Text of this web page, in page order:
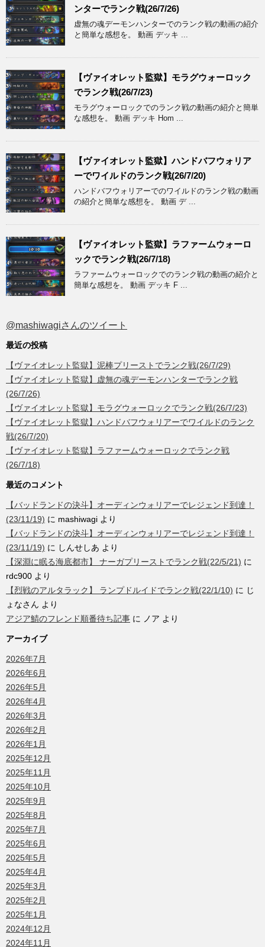
ンターでランク戦(26/7/26)
虚無の魂デーモンハンターでのランク戦の動画の紹介
と簡単な感想を。 動画 デッキ ...
【ヴァイオレット監獄】モラグウォーロック
でランク戦(26/7/23)
モラグウォーロックでのランク戦の動画の紹介と簡単
な感想を。 動画 デッキ Hom ...
【ヴァイオレット監獄】ハンドバフウォリア
ーでワイルドのランク戦(26/7/20)
ハンドバフウォリアーでのワイルドのランク戦の動画
の紹介と簡単な感想を。 動画 デ ...
【ヴァイオレット監獄】ラファームウォーロ
ックでランク戦(26/7/18)
ラファームウォーロックでのランク戦の動画の紹介と
簡単な感想を。 動画 デッキ F ...
@mashiwagiさんのツイート
最近の投稿
【ヴァイオレット監獄】泥棒プリーストでランク戦(26/7/29)
【ヴァイオレット監獄】虚無の魂デーモンハンターでランク戦
(26/7/26)
【ヴァイオレット監獄】モラグウォーロックでランク戦(26/7/23)
【ヴァイオレット監獄】ハンドバフウォリアーでワイルドのランク
戦(26/7/20)
【ヴァイオレット監獄】ラファームウォーロックでランク戦
(26/7/18)
最近のコメント
【バッドランドの決斗】オーディンウォリアーでレジェンド到達！
(23/11/19) に mashiwagi より
【バッドランドの決斗】オーディンウォリアーでレジェンド到達！
(23/11/19) に しんせしあ より
【深淵に眠る海底都市】 ナーガプリーストでランク戦(22/5/21) に
rdc900 より
【烈戦のアルタラック】 ランプドルイドでランク戦(22/1/10) に じ
ょなさん より
アジア鯖のフレンド順番待ち記事 に ノア より
アーカイブ
2026年7月
2026年6月
2026年5月
2026年4月
2026年3月
2026年2月
2026年1月
2025年12月
2025年11月
2025年10月
2025年9月
2025年8月
2025年7月
2025年6月
2025年5月
2025年4月
2025年3月
2025年2月
2025年1月
2024年12月
2024年11月